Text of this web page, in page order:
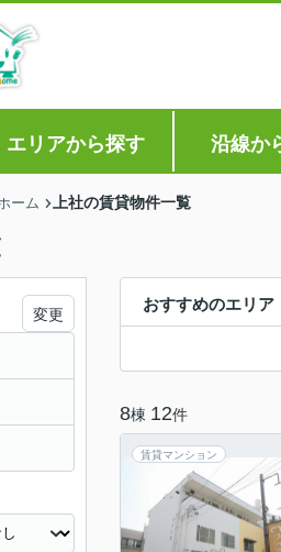
エリアから探す 沿線か
ーム 上社の賃貸物件一覧
おすすめのエリア
8棟 12件
賃貸マンション
変更